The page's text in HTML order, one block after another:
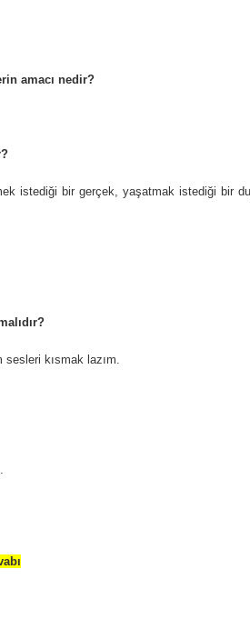
amacı nedir?
istediği bir gerçek, yaşatmak istediği bir
kısmak lazım.